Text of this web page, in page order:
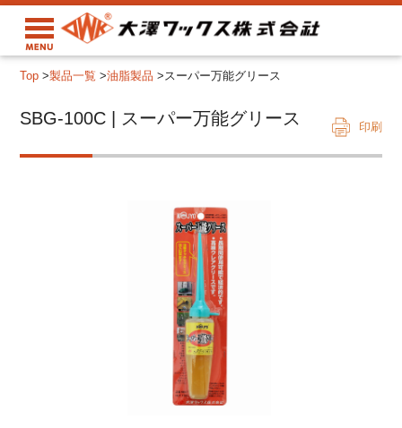
Top >製品一覧 >油脂製品 >スーパー万能グリース
SBG-100C | スーパー万能グリース 印刷